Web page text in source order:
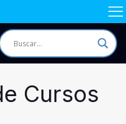
Cursos